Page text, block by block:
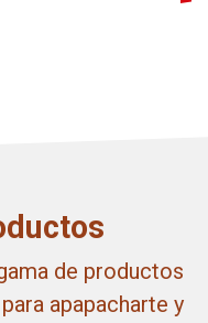
de productos
apapacharte y